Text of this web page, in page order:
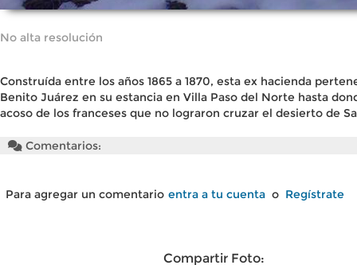
No alta resolución
Construída entre los años 1865 a 1870, esta ex hacienda
Benito Juárez en su estancia en Villa Paso del Norte hasta
acoso de los franceses que no lograron cruzar el desierto de
Comentarios:
Para agregar un comentario entra a tu cuenta o Regístrate
Compartir Foto: